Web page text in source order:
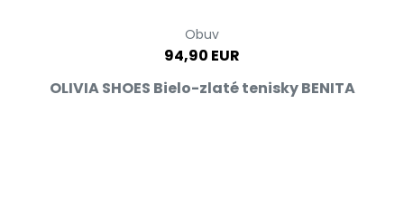
Obuv
94,90 EUR
OLIVIA SHOES Bielo-zlaté tenisky BENITA